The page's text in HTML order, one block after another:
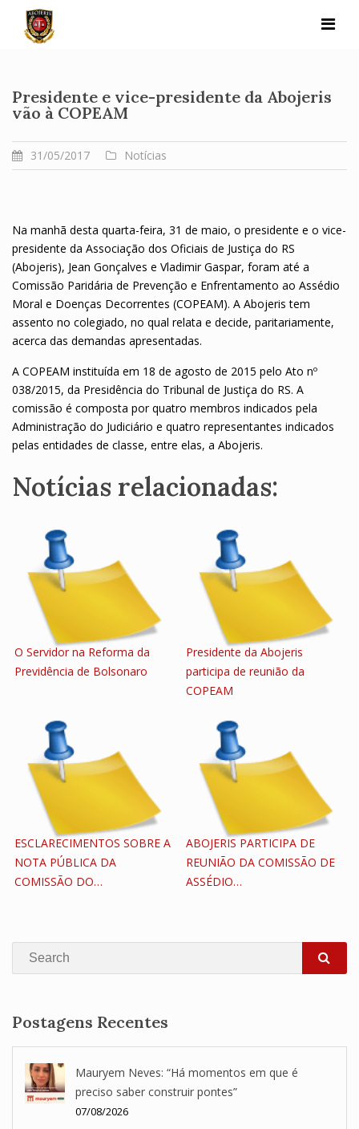
content
Presidente e vice-presidente da Abojeris
vão à COPEAM
31/05/2017 Notícias
Na manhã desta quarta-feira, 31 de maio, o presidente e o vice-
presidente da Associação dos Oficiais de Justiça do RS
(Abojeris), Jean Gonçalves e Vladimir Gaspar, foram até a
Comissão Paridária de Prevenção e Enfrentamento ao Assédio
Moral e Doenças Decorrentes (COPEAM). A Abojeris tem
assento no colegiado, no qual relata e decide, paritariamente,
acerca das demandas apresentadas.
A COPEAM instituída em 18 de agosto de 2015 pelo Ato nº
038/2015, da Presidência do Tribunal de Justiça do RS. A
comissão é composta por quatro membros indicados pela
Administração do Judiciário e quatro representantes indicados
pelas entidades de classe, entre elas, a Abojeris.
Notícias relacionadas:
O Servidor na Reforma da
Previdência de Bolsonaro
Presidente da Abojeris
participa de reunião da
COPEAM
ESCLARECIMENTOS SOBRE A
NOTA PÚBLICA DA
COMISSÃO DO…
ABOJERIS PARTICIPA DE
REUNIÃO DA COMISSÃO DE
ASSÉDIO…
Search
Postagens Recentes
Mauryem Neves: “Há momentos em que é
preciso saber construir pontes”
07/08/2026